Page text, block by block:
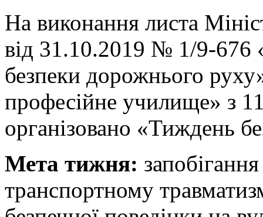
На виконання листа
від 31.10.2019 № 1/9-
безпеки дорожнього
професійне училище» з
організовано «Тиждень
Мета тижня:
транспортному